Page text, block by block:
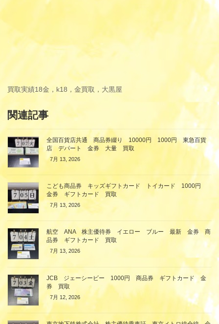
買取実績18金，k18，金買取，大黒屋
関連記事
全国百貨店共通 商品券綴り 10000円 1000円 東急百貨
店 デパート 金券 大量 買取
7月 13, 2026
こども商品券 キッズギフトカード トイカード 1000円
金券 ギフトカード 買取
7月 13, 2026
航空 ANA 株主優待券 イエロー ブルー 最新 金券 商
品券 ギフトカード 買取
7月 13, 2026
JCB ジェーシービー 1000円 商品券 ギフトカード 金
券 買取
7月 12, 2026